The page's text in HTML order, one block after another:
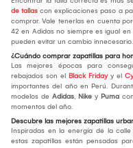
de tallas con explicaciones paso a
comprar. Vale tenerlas en cuenta
42 en Adidas no siempre es igual
pueden evitar un cambio innecesario.
¿Cuándo comprar zapatillas para
Las mejores épocas para
rebajados son el Black Fridayy el
importantes del año en Perú.
modelos de Adidas, Nike y Puma
momentos del año.
Descubre las mejores zapatillas
Inspiradas en la energía de la
estas zapatillas están pensadas